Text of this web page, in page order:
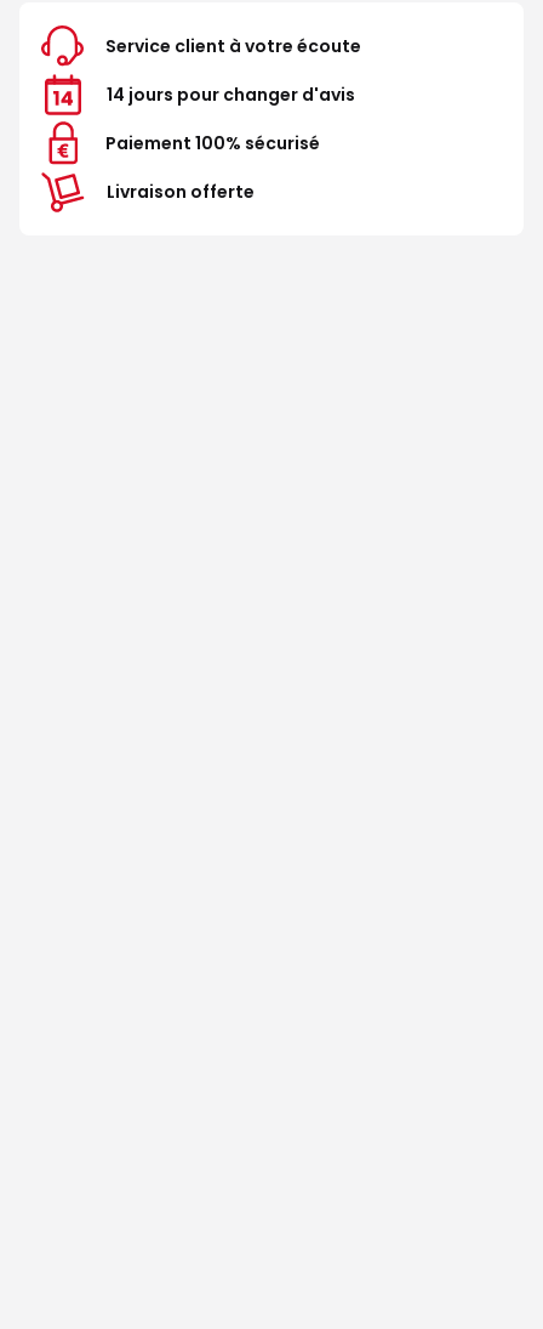
Service client à votre écoute
14 jours pour changer d'avis
Paiement 100% sécurisé
Livraison offerte